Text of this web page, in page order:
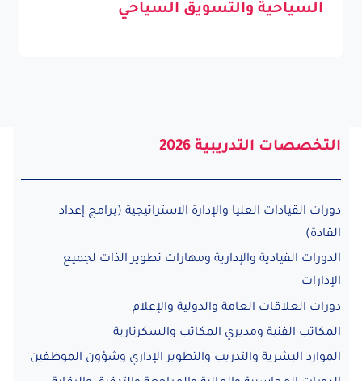
السياحية والتسويق السياحي
التخصصات التدريبية 2026
دورات القيادات العليا والإدارة الاستراتيجية (برامج إعداد
القادة)
الدورات القيادية والإدارية ومهارات تطوير الذات لجميع
الإدارات
دورات العلاقات العامة والدولية والإعلام
المكاتب الفنية ومديري المكاتب والسكرتارية
الموارد البشرية والتدريب والتطوير الإداري وشؤون الموظفين